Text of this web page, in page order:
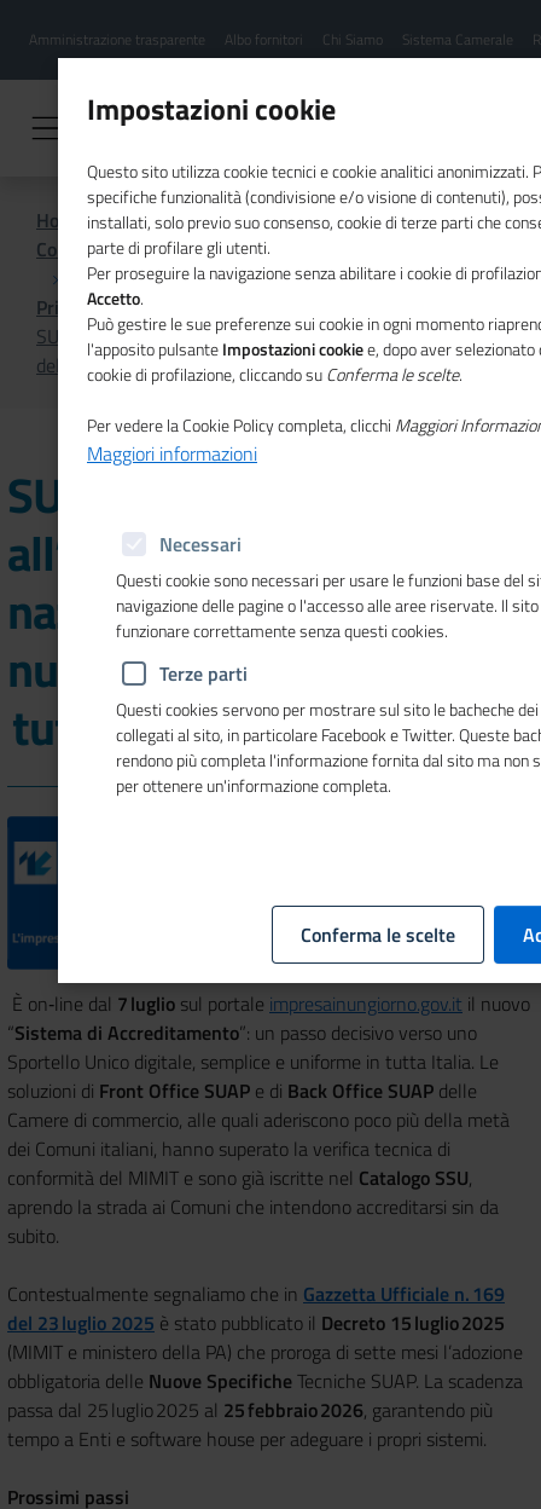
contenuto
Menu
hamburgher
Amministrazione trasparente Albo fornitori Chi Siamo Sistema Camerale
Home
Comunicazione istituzionale per il sistema camerale
Primo Piano
SUAP: via libera all’Accreditamento nazionale e proroga
delle nuove Specifiche Tecniche, tutte le novità
SUAP: via libera
all’Accreditamento
nazionale e proroga delle
nuove Specifiche Tecniche,
tutte le novità
È on‑line dal 7 luglio sul portale impresainungiorno.gov.it il nuovo
“Sistema di Accreditamento”: un passo decisivo verso uno
Sportello Unico digitale, semplice e uniforme in tutta Italia. Le
soluzioni di Front Office SUAP e di Back Office SUAP delle
Camere di commercio, alle quali aderiscono poco più della metà
dei Comuni italiani, hanno superato la verifica tecnica di
conformità del MIMIT e sono già iscritte nel Catalogo SSU,
aprendo la strada ai Comuni che intendono accreditarsi sin da
subito.
Contestualmente segnaliamo che in Gazzetta Ufficiale n. 169
del 23 luglio 2025 è stato pubblicato il Decreto 15 luglio 2025
(MIMIT e ministero della PA) che proroga di sette mesi l’adozione
obbligatoria delle Nuove SpecificheTecniche SUAP. La scadenza
passa dal 25 luglio 2025 al 25 febbraio 2026, garantendo più
tempo a Enti e software house per adeguare i propri sistemi.
Prossimi passi
Impostazioni cookie
Questo sito utilizza cookie tecnici e cookie analitici anonimizzati.
specifiche funzionalità (condivisione e/o visione di contenuti),
installati, solo previo suo consenso, cookie di terze parti che
parte di profilare gli utenti.
Per proseguire la navigazione senza abilitare i cookie di
Accetto.
Può gestire le sue preferenze sui cookie in ogni momento
l'apposito pulsanteImpostazioni cookiee, dopo aver
cookie di profilazione, cliccando suConferma le scelte.
Per vedere la Cookie Policy completa, clicchi Maggiori
Maggiori informazioni
Necessari
Questi cookie sono necessari per usare le funzioni base del
navigazione delle pagine o l'accesso alle aree riservate. Il
funzionare correttamente senza questi cookies.
Terze parti
Questi cookies servono per mostrare sul sito le bacheche
collegati al sito, in particolare Facebook e Twitter. Queste
rendono più completa l'informazione fornita dal sito ma non
per ottenere un'informazione completa.
Conferma le scelte